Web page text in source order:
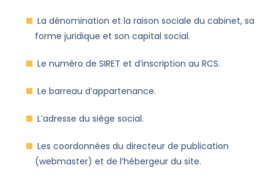
La dénomination et la raison sociale du cabinet, sa
forme juridique et son capital social.
Le numéro de SIRET et d’inscription au RCS.
Le barreau d’appartenance.
L’adresse du siège social.
Les coordonnées du directeur de publication
(webmaster) et de l’hébergeur du site.